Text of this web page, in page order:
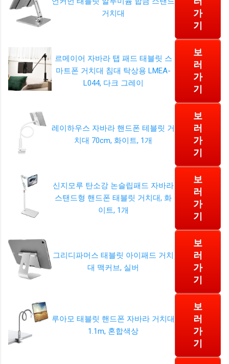
거치대
가
기
르메이어 자바라 탭 패드 태블릿 스
마트폰 거치대 침대 탁상용 LMEA-
L044, 다크 그레이
보
러
가
기
레이하우스 자바라 핸드폰 테블릿 거
치대 70cm, 화이트, 1개
보
러
가
기
신지모루 탄소강 논슬립패드 자바라
스탠드형 핸드폰 태블릿 거치대, 화
이트, 1개
보
러
가
기
그리디파머스 태블릿 아이패드 거치
대 맥커브, 실버
보
러
가
기
루아모 태블릿 핸드폰 자바라 거치대
1.1m, 혼합색상
보
러
가
기